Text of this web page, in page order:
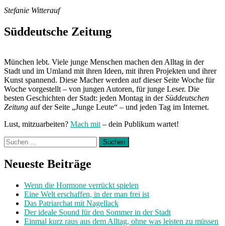
Stefanie Witterauf
Süddeutsche Zeitung
München lebt. Viele junge Menschen machen den Alltag in der
Stadt und im Umland mit ihren Ideen, mit ihren Projekten und ihrer
Kunst spannend. Diese Macher werden auf dieser Seite Woche für
Woche vorgestellt – von jungen Autoren, für junge Leser. Die
besten Geschichten der Stadt: jeden Montag in derSüddeutschen
Zeitung auf der Seite „Junge Leute“ – und jeden Tag im Internet.
Lust, mitzuarbeiten? Mach mit – dein Publikum wartet!
Suchen
nach:
Neueste Beiträge
Wenn die Hormone verrückt spielen
Eine Welt erschaffen, in der man frei ist
Das Patriarchat mit Nagellack
Der ideale Sound für den Sommer in der Stadt
Einmal kurz raus aus dem Alltag, ohne was leisten zu müssen